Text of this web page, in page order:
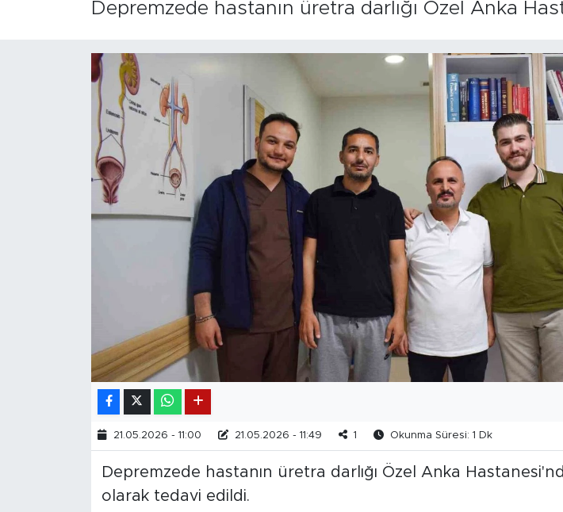
Depremzede hastanın üretra darlığı Özel Anka
21.05.2026 - 11:00 21.05.2026 - 11:49 1 Okunma Süresi: 1 Dk
Depremzede hastanın üretra darlığı Özel Anka
olarak tedavi edildi.